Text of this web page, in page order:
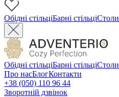
Oбідні стільціБарні стільціСтоли
Oбідні стільціБарні стільціСтоли
Про насБлогКонтакти
+38 (050) 110 96 44
Зворотній дзвінок